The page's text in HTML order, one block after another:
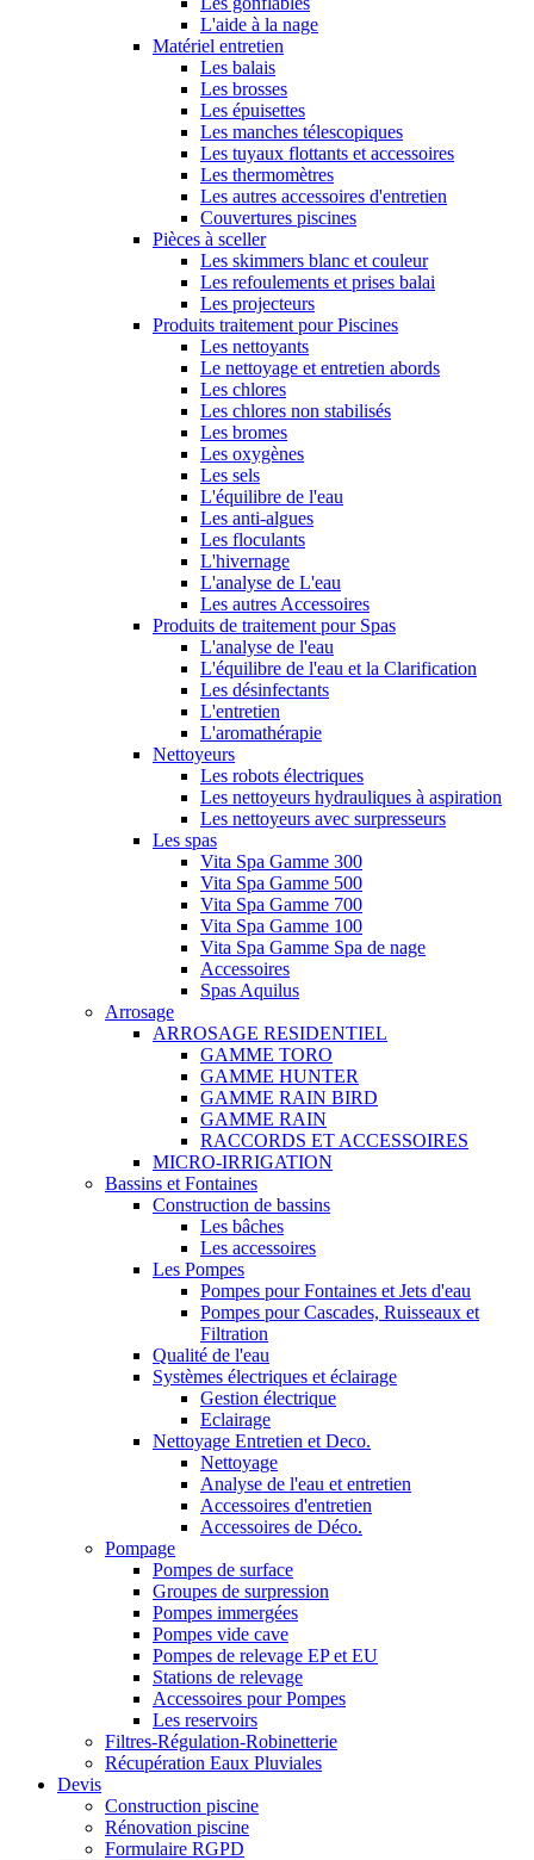
L'aide à la nage
Matériel entretien
Les balais
Les brosses
Les épuisettes
Les manches télescopiques
Les tuyaux flottants et accessoires
Les thermomètres
Les autres accessoires d'entretien
Couvertures piscines
Pièces à sceller
Les skimmers blanc et couleur
Les refoulements et prises balai
Les projecteurs
Produits traitement pour Piscines
Les nettoyants
Le nettoyage et entretien abords
Les chlores
Les chlores non stabilisés
Les bromes
Les oxygènes
Les sels
L'équilibre de l'eau
Les anti-algues
Les floculants
L'hivernage
L'analyse de L'eau
Les autres Accessoires
Produits de traitement pour Spas
L'analyse de l'eau
L'équilibre de l'eau et la Clarification
Les désinfectants
L'entretien
L'aromathérapie
Nettoyeurs
Les robots électriques
Les nettoyeurs hydrauliques à aspiration
Les nettoyeurs avec surpresseurs
Les spas
Vita Spa Gamme 300
Vita Spa Gamme 500
Vita Spa Gamme 700
Vita Spa Gamme 100
Vita Spa Gamme Spa de nage
Accessoires
Spas Aquilus
Arrosage
ARROSAGE RESIDENTIEL
GAMME TORO
GAMME HUNTER
GAMME RAIN BIRD
GAMME RAIN
RACCORDS ET ACCESSOIRES
MICRO-IRRIGATION
Bassins et Fontaines
Construction de bassins
Les bâches
Les accessoires
Les Pompes
Pompes pour Fontaines et Jets d'eau
Pompes pour Cascades, Ruisseaux et
Filtration
Qualité de l'eau
Systèmes électriques et éclairage
Gestion électrique
Eclairage
Nettoyage Entretien et Deco.
Nettoyage
Analyse de l'eau et entretien
Accessoires d'entretien
Accessoires de Déco.
Pompage
Pompes de surface
Groupes de surpression
Pompes immergées
Pompes vide cave
Pompes de relevage EP et EU
Stations de relevage
Accessoires pour Pompes
Les reservoirs
Filtres-Régulation-Robinetterie
Récupération Eaux Pluviales
Devis
Construction piscine
Rénovation piscine
Formulaire RGPD